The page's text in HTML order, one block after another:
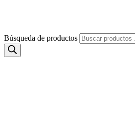
Búsqueda de productos